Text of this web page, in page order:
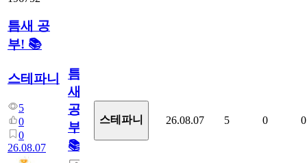
틈새 공
부! 📚
스테파니
5
0
0
26.08.07
틈
새
공
부!
📚
스테파니 26.08.07 5 0 0